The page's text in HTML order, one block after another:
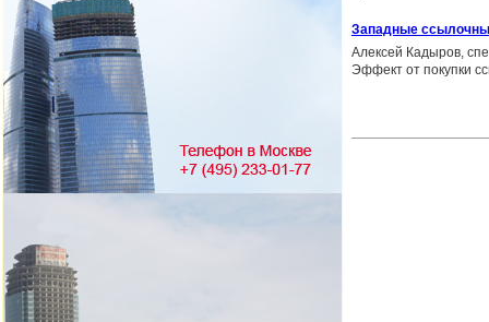
Западные
Алексей Кадыров,
Эффект от покупки